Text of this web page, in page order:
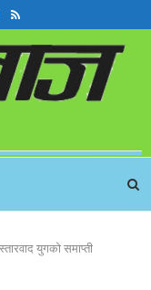
युगको समाप्ती